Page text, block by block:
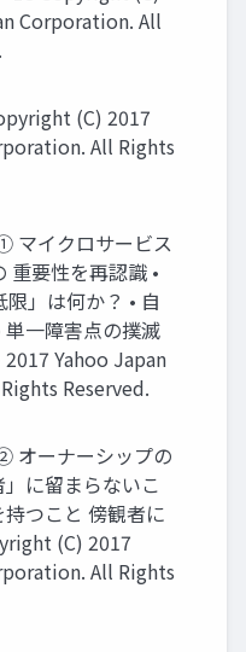
Corporation. All
(C) 2017
All Rights
マイクロサービス
重要性を再認識 •
」は何か？ • 自
一障害点の撲滅
Yahoo Japan
Reserved.
オーナーシップの
に留まらないこ
持つこと 傍観者に
(C) 2017
All Rights